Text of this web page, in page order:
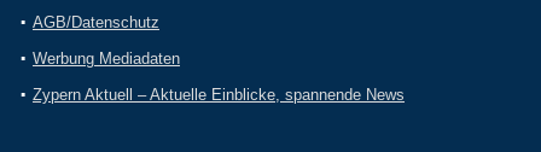
AGB/Datenschutz
Werbung Mediadaten
Zypern Aktuell – Aktuelle Einblicke, spannende News